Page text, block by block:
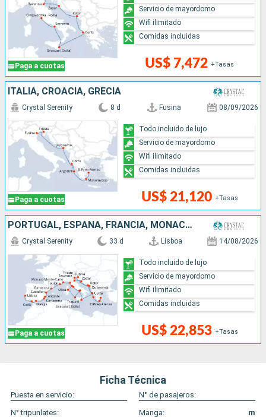
Paga a cuotas US$ 7,472 +Tasas
Servicio de mayordomo
Wifi ilimitado
Comidas incluidas
ITALIA, CROACIA, GRECIA
Paga a cuotas
Crystal Serenity 8 d Fusina 08/09/2026
US$ 21,120 +Tasas
Todo incluido de lujo
Servicio de mayordomo
Wifi ilimitado
Comidas incluidas
PORTUGAL, ESPAÑA, FRANCIA, MONACO, MONTENEGRO, ITALIA, CROACIA, GRECIA
Paga a cuotas
Crystal Serenity 33 d Lisboa 14/08/2026
US$ 22,853 +Tasas
Todo incluido de lujo
Servicio de mayordomo
Wifi ilimitado
Comidas incluidas
Ficha Técnica
Puesta en servicio:
N° de pasajeros:
N° tripunlates:
Manga:
m